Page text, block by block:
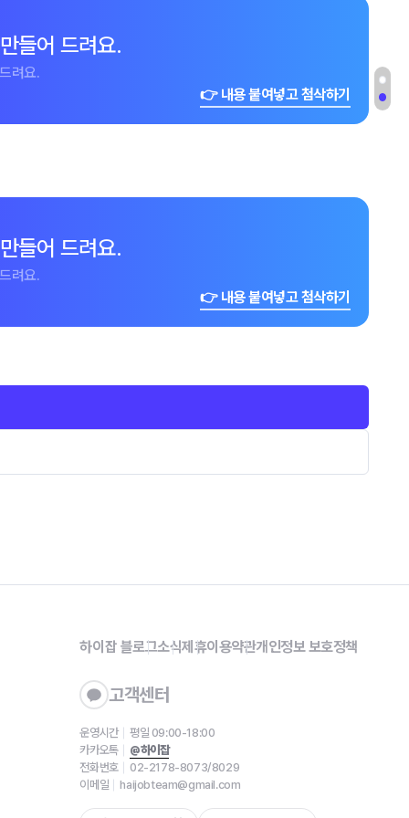
들어 드려요.
려요.
👉 내용 붙여넣고 첨삭하기
들어 드려요.
려요.
👉 내용 붙여넣고 첨삭하기
하이잡 블로그소식제휴이용약관개인정보 보호정책
고객센터
운영시간
평일 09:00-18:00
카카오톡
@하이잡
전화번호
02-2178-8073/8029
이메일
haijobteam@gmail.com